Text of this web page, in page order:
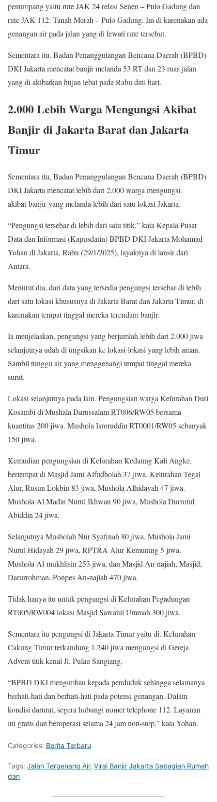
penumpang yaitu rute JAK 24 relasi Senen – Pulo Gadung dan
rute JAK 112: Tanah Merah – Pulo Gadung. Ini di karenakan ada
genangan air pada jalan yang di lewati rute tersebut.
Sementara itu. Badan Penanggulangan Bencana Daerah (BPBD)
DKI Jakarta mencatat banjir melanda 53 RT dan 23 ruas jalan
yang di akibatkan hujan lebat pada Rabu dini hari.
2.000 Lebih Warga Mengungsi Akibat
Banjir di Jakarta Barat dan Jakarta
Timur
Sementara itu, Badan Penanggulangan Bencana Daerah (BPBD)
DKI Jakarta mencatat lebih dari 2.000 warga mengungsi
akibat banjir yang melanda lebih dari satu lokasi Jakarta.
“Pengungsi tersebar di lebih dari satu titik,” kata Kepala Pusat
Data dan Informasi (Kapusdatin) BPBD DKI Jakarta Mohamad
Yohan di Jakarta, Rabu (29/1/2025), layaknya di lansir dari
Antara.
Menurut dia, dari data yang tersedia pengungsi tersebar di lebih
dari satu lokasi khususnya di Jakarta Barat dan Jakarta Timur, di
karenakan tempat tinggal mereka terendam banjir.
Ia menjelaskan, pengungsi yang berjumlah lebih dari 2.000 jiwa
selanjutnya udah di ungsikan ke lokasi-lokasi yang lebih aman.
Sambil tunggu air yang menggenangi tempat tinggal mereka
surut.
Lokasi selanjutnya pada lain. Pengungsian warga Kelurahan Duri
Kosambi di Mushala Darussalam RT006/RW05 bersama
kuantitas 200 jiwa. Mushola Isroruddin RT0001/RW05 sebanyak
150 jiwa.
Kemudian pengungsian di Kelurahan Kedaung Kali Angke,
bertempat di Masjid Jami Alfudholah 37 jiwa. Kelurahan Tegal
Alur, Rusun Lokbin 83 jiwa, Mushola Alhidayah 47 jiwa.
Mushola Al Madin Nurul Ikhwan 90 jiwa, Mushola Durrotul
Abiddin 24 jiwa.
Selanjutnya Musholah Nur Syafinah 80 jiwa, Mushola Jami
Nurul Hidayah 29 jiwa, RPTRA Alur Kemuning 5 jiwa.
Mushola Al-mukhlisin 253 jiwa, dan Masjid An-najiah, Masjid,
Darurrohman, Ponpes An-najiah 470 jiwa.
Tidak hanya itu untuk pengungsi di Kelurahan Pegadungan
RT005/RW004 lokasi Masjid Sawatul Ummah 300 jiwa.
Sementara itu pengungsi di Jakarta Timur yaitu di. Kelurahan
Cakung Timur terkandung 1.240 jiwa mengungsi di Gereja
Advent titik kenal Jl. Pulau Sangiang.
“BPBD DKI mengimbau kepada penduduk sehingga selamanya
berhati-hati dan berhati-hati pada potensi genangan. Dalam
kondisi darurat, segera hubungi nomer telephone 112. Layanan
ini gratis dan beroperasi selama 24 jam non-stop,” kata Yohan.
Categories: Berita Terbaru
Tags: Jalan Tergenang Air, Viral Banjir Jakarta Sebagian Rumah
dan